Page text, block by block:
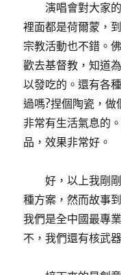
演唱會對大家的
裡面都是荷爾蒙，
宗教活動也不錯。
歡去基督教，知道
以發吃的。還有各
過嗎?捏個陶瓷，做
非常有生活氣息的
品，效果非常好。
好，以上我剛剛
種方案，然而故事
我們是全中國最專
不，我們還有核武器